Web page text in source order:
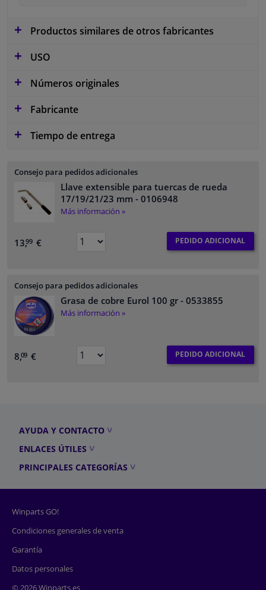
Productos similares de otros fabricantes
USO
Números originales
Fabricante
Tiempo de entrega
Consejo para pedidos adicionales
Llave extensible para tuercas de rueda
17/19/21/23 mm - 0106948
Más información »
13,99 € PEDIDO ADICIONAL
Consejo para pedidos adicionales
Grasa de cobre Eurol 100 gr - 0533855
Más información »
8,09 € PEDIDO ADICIONAL
AYUDA Y CONTACTO
ENLACES ÚTILES
PRINCIPALES CATEGORÍAS
Winparts GO!
Condiciones generales de venta
Garantía
Datos personales
© 2026 Winparts.es